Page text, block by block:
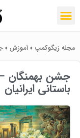
مجله زیگوکمپ »آموزش »
جشن
باستانی ایرانیان